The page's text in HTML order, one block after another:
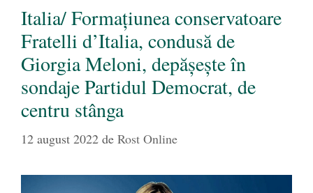
Italia/ Formațiunea conservatoare
Fratelli d’Italia, condusă de
Giorgia Meloni, depăşeşte în
sondaje Partidul Democrat, de
centru stânga
12 august 2022 de Rost Online